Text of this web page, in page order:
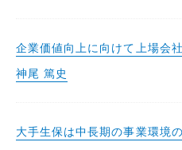
企業価値向上に向けて上場会
神尾 篤史
大手生保は中長期の事業環境